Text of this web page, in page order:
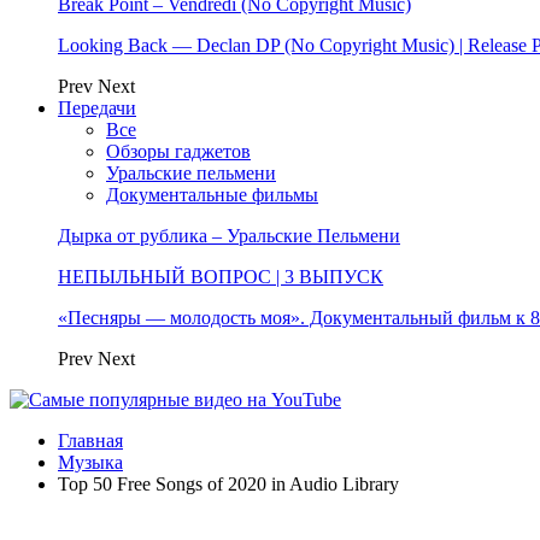
Break Point – Vendredi (No Copyright Music)
Looking Back — Declan DP (No Copyright Music) | Release
Prev Next
Передачи
Все
Обзоры гаджетов
Уральские пельмени
Документальные фильмы
Дырка от рублика – Уральские Пельмени
НЕПЫЛЬНЫЙ ВОПРОС | 3 ВЫПУСК
«Песняры — молодость моя». Документальный фильм к
Prev Next
Главная
Музыка
Top 50 Free Songs of 2020 in Audio Library